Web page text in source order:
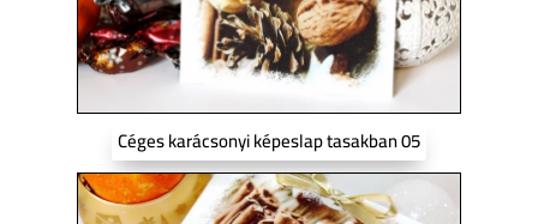
Céges karácsonyi képeslap tasakban 05